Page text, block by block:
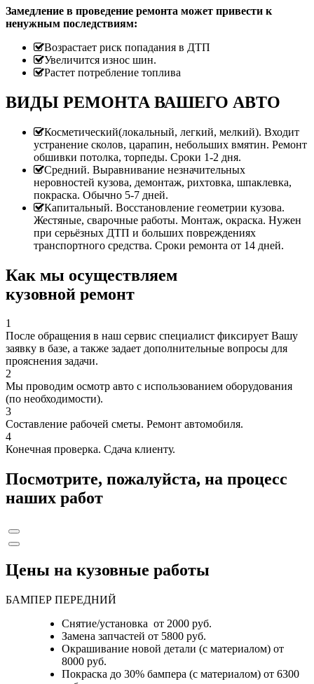
Замедление в проведение ремонта может привести к
ненужным последствиям:
Возрастает риск попадания в ДТП
Увеличится износ шин.
Растет потребление топлива
ВИДЫ РЕМОНТА ВАШЕГО АВТО
Косметический(локальный, легкий, мелкий). Входит
устранение сколов, царапин, небольших вмятин. Ремонт
обшивки потолка, торпеды. Сроки 1-2 дня.
Средний. Выравнивание незначительных
неровностей кузова, демонтаж, рихтовка, шпаклевка,
покраска. Обычно 5-7 дней.
Капитальный. Восстановление геометрии кузова.
Жестяные, сварочные работы. Монтаж, окраска. Нужен
при серьёзных ДТП и больших повреждениях
транспортного средства. Сроки ремонта от 14 дней.
Как мы осуществляем
кузовной ремонт
1
После обращения в наш сервис специалист фиксирует Вашу
заявку в базе, а также задает дополнительные вопросы для
прояснения задачи.
2
Мы проводим осмотр авто с использованием оборудования
(по необходимости).
3
Составление рабочей сметы. Ремонт автомобиля.
4
Конечная проверка. Сдача клиенту.
Посмотрите, пожалуйста, на процесс
наших работ
Цены на кузовные работы
БАМПЕР ПЕРЕДНИЙ
Снятие/установка от 2000 руб.
Замена запчастей от 5800 руб.
Окрашивание новой детали (с материалом) от
8000 руб.
Покраска до 30% бампера (с материалом) от 6300